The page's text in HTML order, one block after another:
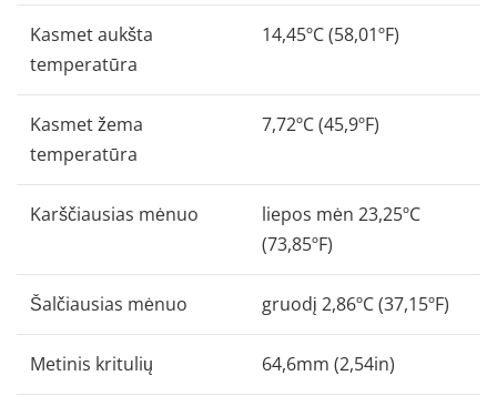
Kasmet aukšta
temperatūra
14,45ºC (58,01ºF)
Kasmet žema
temperatūra
7,72ºC (45,9ºF)
Karščiausias mėnuo
liepos mėn 23,25ºC
(73,85ºF)
Šalčiausias mėnuo gruodį 2,86ºC (37,15ºF)
Metinis kritulių 64,6mm (2,54in)